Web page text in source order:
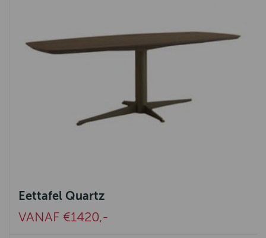
Eettafel Quartz
VANAF €1420,-